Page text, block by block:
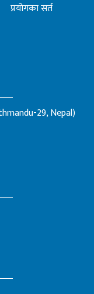
प्रयोगका सर्त
29, Nepal)